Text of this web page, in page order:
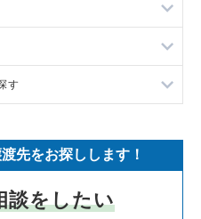
案件一覧
案件一覧
件の案件一覧
件の案件一覧
の案件一覧
件の案件一覧
の案件一覧
物件の案件一覧
却物件の案件一覧
件の案件一覧
件の案件一覧
件の案件一覧
却物件の案件一覧
案件一覧
す
却物件の案件一覧
売却物件の案件一覧
先をお探しします！
談をしたい